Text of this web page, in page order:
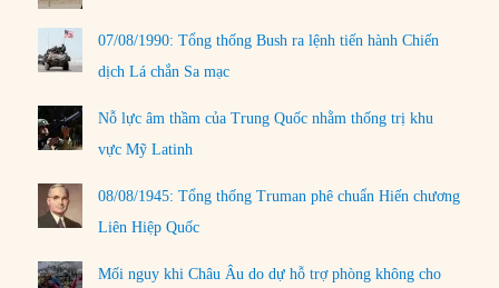
07/08/1990: Tổng thống Bush ra lệnh tiến hành Chiến
dịch Lá chắn Sa mạc
Nỗ lực âm thầm của Trung Quốc nhằm thống trị khu
vực Mỹ Latinh
08/08/1945: Tổng thống Truman phê chuẩn Hiến chương
Liên Hiệp Quốc
Mối nguy khi Châu Âu do dự hỗ trợ phòng không cho